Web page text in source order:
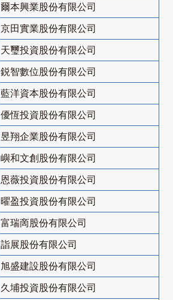
爾本興業股份有限公司
京田實業股份有限公司
天璽投資股份有限公司
鋭智數位股份有限公司
藍洋資本股份有限公司
優恆投資股份有限公司
昱翔企業股份有限公司
嶼和文創股份有限公司
恩薇投資股份有限公司
曜盈投資股份有限公司
富瑞啇股份有限公司
詣展股份有限公司
旭盛建設股份有限公司
久埔投資股份有限公司